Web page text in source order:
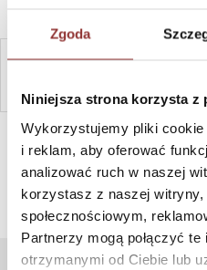
Zgoda
Niniejsza strona korzysta z
Wykorzystujemy pliki
i reklam, aby oferować
analizować ruch w naszej
korzystasz z naszej witryny,
społecznościowym,
Partnerzy mogą połączyć
otrzymanymi od Ciebie lub
SZYBKI KONTAKT PN-PT, 8-16, +48 698 291